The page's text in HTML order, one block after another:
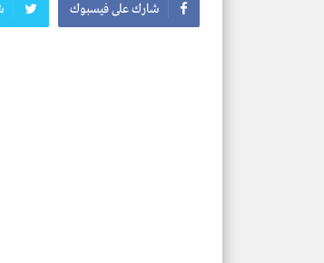
شارك على فيسبوك